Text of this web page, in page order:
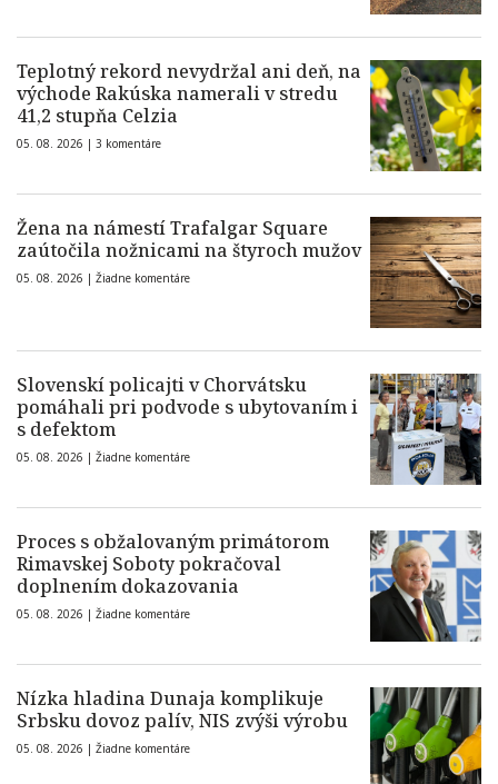
Teplotný rekord nevydržal ani deň, na
východe Rakúska namerali v stredu
41,2 stupňa Celzia
05. 08. 2026 | 3 komentáre
Žena na námestí Trafalgar Square
zaútočila nožnicami na štyroch mužov
05. 08. 2026 | Žiadne komentáre
Slovenskí policajti v Chorvátsku
pomáhali pri podvode s ubytovaním i
s defektom
05. 08. 2026 | Žiadne komentáre
Proces s obžalovaným primátorom
Rimavskej Soboty pokračoval
doplnením dokazovania
05. 08. 2026 | Žiadne komentáre
Nízka hladina Dunaja komplikuje
Srbsku dovoz palív, NIS zvýši výrobu
05. 08. 2026 | Žiadne komentáre